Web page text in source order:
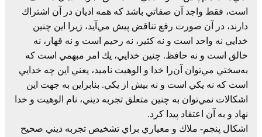
است، فقط‌ واجد آن‌ صفاتي‌ باشد كه‌ همه‌ اديان‌ در آن‌ اشتراك‌
دارند، در آن‌ صورت‌ رفع‌ تناقض‌ پيش‌ مي‌آيد، زيرا اين‌ چنين‌
خدايي‌ نه‌ واحد است‌ و نه‌ كثير، نه‌ رحيم‌ است‌ و نه‌ قهار، نه‌
خالق‌ است‌ و نه‌ حافظ. چنين‌ خدايي، يك‌ امر مبهمي‌ است‌ كه‌
به‌سختي‌ مي‌توان‌ آن‌را خدا و الوهيت‌ ناميد، يعني‌ اين‌ چه‌ خدايي‌
است‌ كه‌ نه‌ يكي‌ است‌ و نه‌ بيش‌ از يكي. بنابراين‌ به‌ جهت‌ اين‌
اشکالات نمي‌توان‌ به‌ چنين‌ متعلق‌ تجربه‌ ديني، نام‌ الوهيت‌ و خدا
نهاد و به‌ آن‌ اعتقاد پيدا كرد.
اشکال پنجم- ملاك‌ و معياري‌ براي‌ تشخيص‌ تجربه‌ ديني‌ صحيح‌